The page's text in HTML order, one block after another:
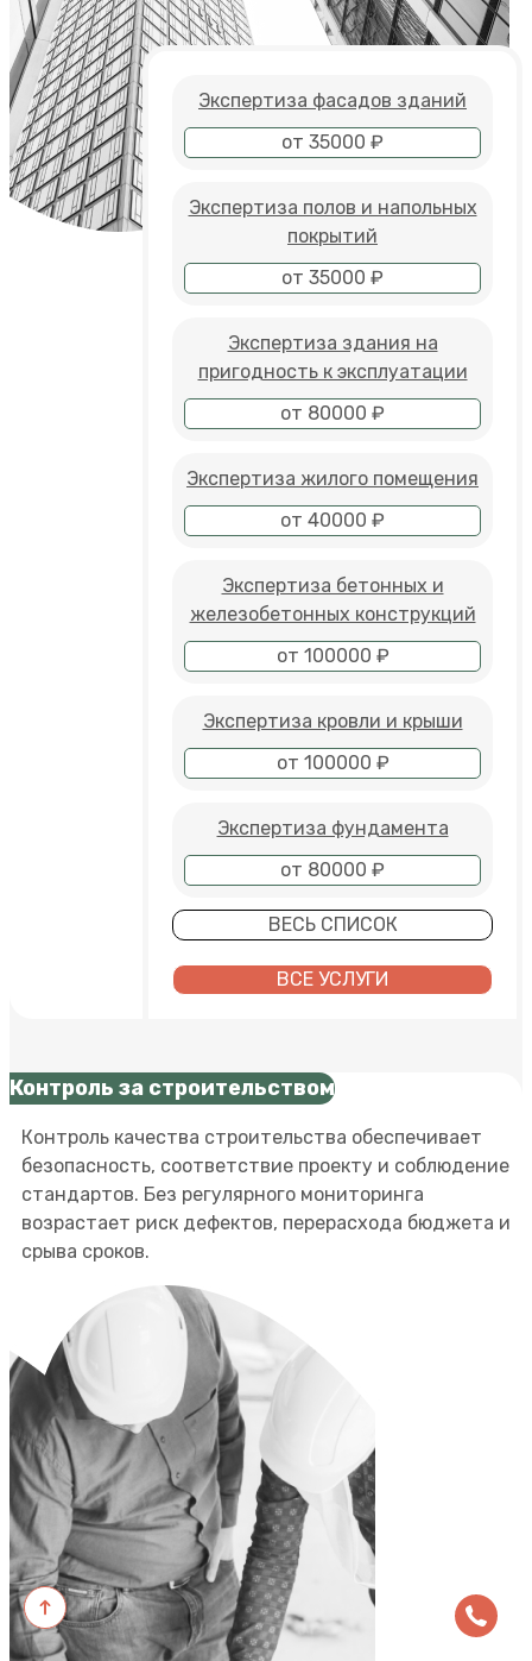
Экспертиза фасадов зданий
от 35000 ₽
Экспертиза полов и напольных
покрытий
от 35000 ₽
Экспертиза здания на
пригодность к эксплуатации
от 80000 ₽
Экспертиза жилого помещения
от 40000 ₽
Экспертиза бетонных и
железобетонных конструкций
от 100000 ₽
Экспертиза кровли и крыши
от 100000 ₽
Экспертиза фундамента
от 80000 ₽
ВЕСЬ СПИСОК
ВСЕ УСЛУГИ
Контроль за строительством
Контроль качества строительства обеспечивает
безопасность, соответствие проекту и соблюдение
стандартов. Без регулярного мониторинга
возрастает риск дефектов, перерасхода бюджета и
срыва сроков.